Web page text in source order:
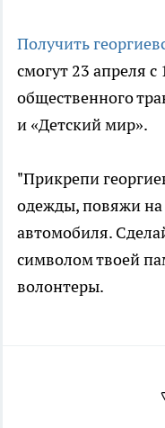
Получить
смогут 23 апреля
общественного
и «Детский мир».
"Прикрепи
одежды, повяжи на
автомобиля.
символом твоей
волонтеры.